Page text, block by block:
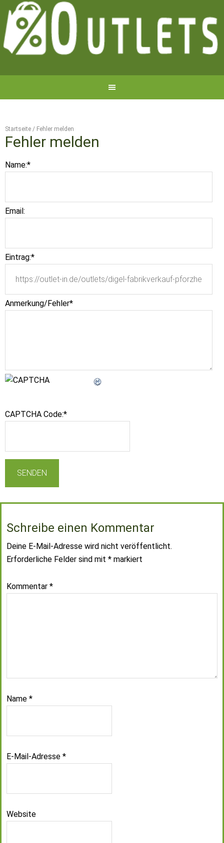
Startseite / Fehler melden
Fehler melden
Name:*
Email:
Eintrag:*
Anmerkung/Fehler*
CAPTCHA Code:*
Schreibe einen Kommentar
Deine E-Mail-Adresse wird nicht veröffentlicht.
Erforderliche Felder sind mit * markiert
Kommentar *
Name *
E-Mail-Adresse *
Website